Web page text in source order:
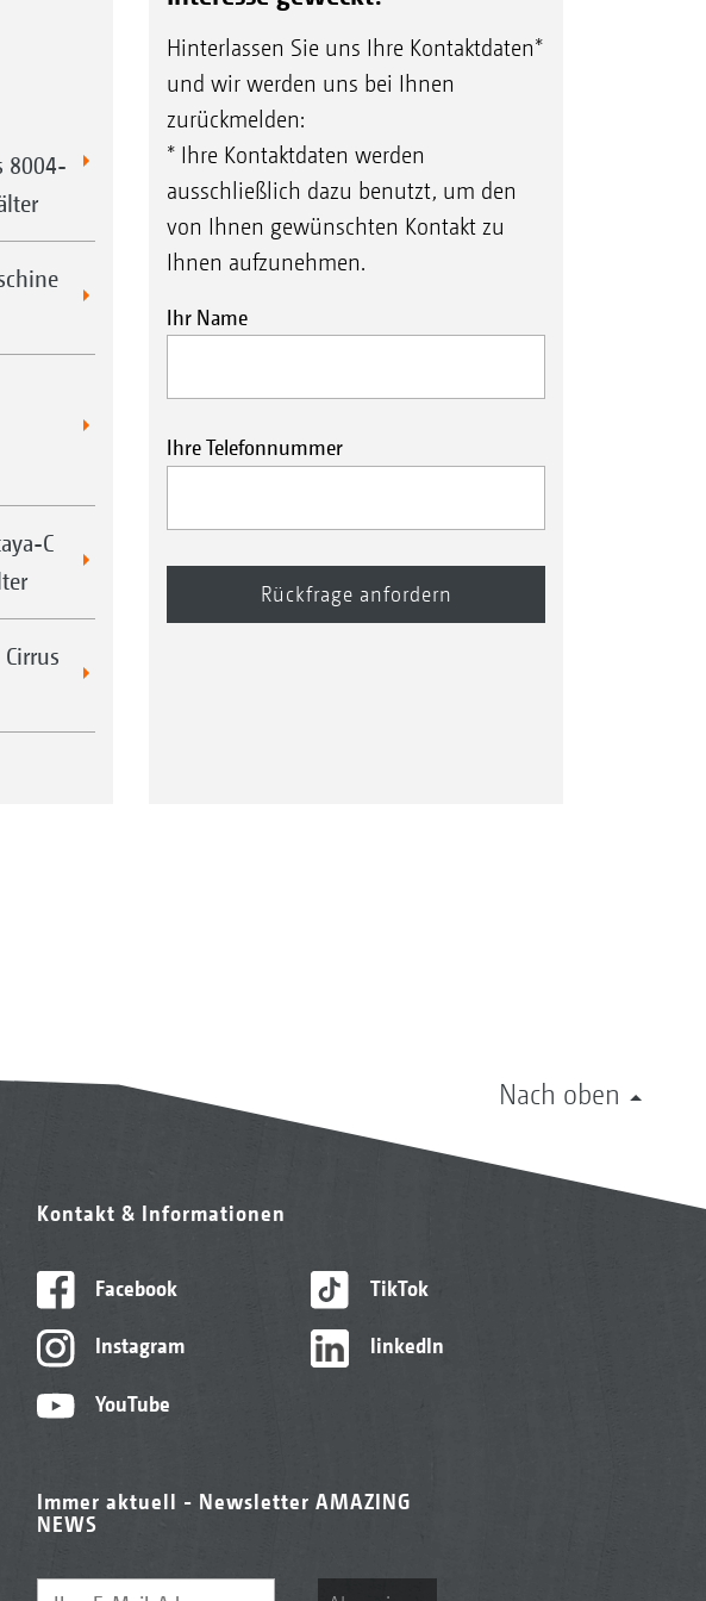
guten
das
Eigenantrieb
schweren Bedingungen
Säfurche
trocken, sehr gut geeignet
weiter ein Gasaustausch statt, sodass die
8004-
C
Hinterlassen Sie uns Ihre Kontaktdaten*
und wir werden uns bei Ihnen
zurückmelden:
* Ihre Kontaktdaten werden
ausschließlich dazu benutzt, um den
von Ihnen gewünschten Kontakt zu
Ihnen aufzunehmen.
Ihr Name
Ihre Telefonnummer
Nach oben
Kontakt & Informationen
Facebook
Instagram
YouTube
TikTok
linkedIn
Immer aktuell - Newsletter AMAZING
NEWS